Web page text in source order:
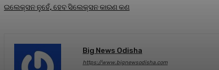
ଇଲେକ୍ସନ ନୁହେଁ, ହେବ ସିଲେକ୍ସନ କାରଣ କଣ
Big News Odisha
https://www.bignewsodisha.com